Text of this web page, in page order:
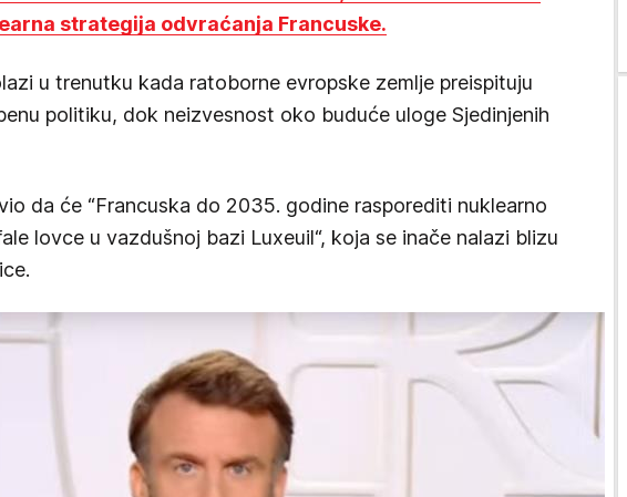
strategija odvraćanja Francuske.
u trenutku kada ratoborne evropske zemlje preispituju
politiku, dok neizvesnost oko buduće uloge Sjedinjenih
da će “Francuska do 2035. godine rasporediti nuklearno
lovce u vazdušnoj bazi Luxeuil“, koja se inače nalazi blizu